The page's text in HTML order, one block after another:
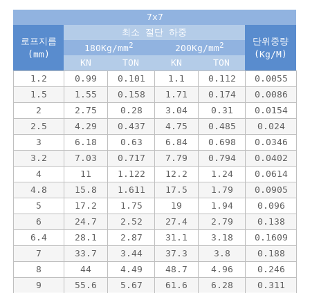
7x7
로프지름
(mm)
최소 절단 하중
단위중량
(Kg/M)
180Kg/mm2 200Kg/mm2
KN TON KN
TON
1.2
0.99 0.101 1.1 0.112
0.0055
1.5
1.55 0.158 1.71 0.174
0.0086
2
2.75 0.28 3.04 0.31
0.0154
2.5
4.29 0.437 4.75 0.485
0.024
3
6.18 0.63 6.84 0.698
0.0346
3.2
7.03 0.717 7.79 0.794
0.0402
4
11 1.122 12.2 1.24
0.0614
4.8
15.8 1.611 17.5 1.79
0.0905
5
17.2 1.75 19 1.94
0.096
6
24.7 2.52 27.4 2.79
0.138
6.4
28.1 2.87 31.1 3.18
0.1609
7
33.7 3.44 37.3 3.8
0.188
8
44 4.49 48.7 4.96
0.246
9
55.6 5.67 61.6 6.28 0.311